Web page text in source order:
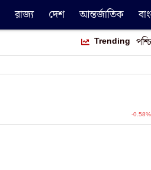
রাজ্য দেশ আন্তর্জাতিক
Trending